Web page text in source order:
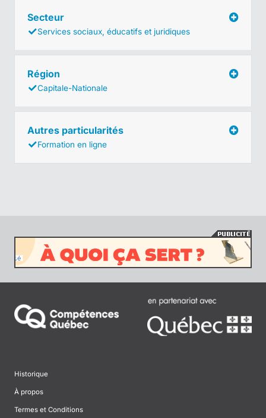
Secteur
Services sociaux, éducatifs et juridiques
Région
Capitale-Nationale
Autres particularités
Formation en ligne
Historique
À propos
Termes et Conditions